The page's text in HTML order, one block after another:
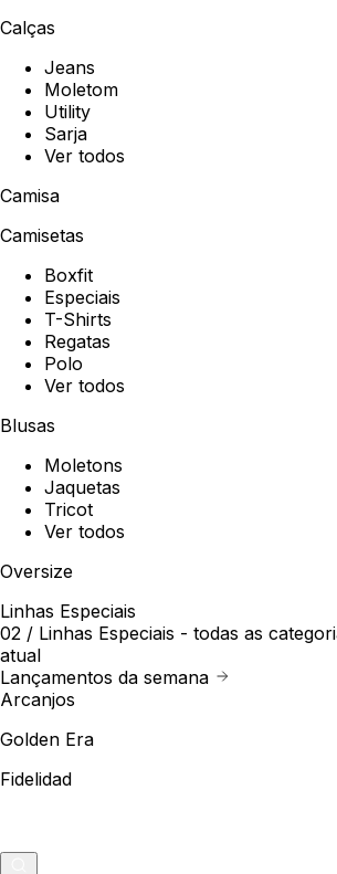
Calças
Jeans
Moletom
Utility
Sarja
Ver todos
Camisa
Camisetas
Boxfit
Especiais
T-Shirts
Regatas
Polo
Ver todos
Blusas
Moletons
Jaquetas
Tricot
Ver todos
Oversize
Linhas Especiais
02 / Linhas Especiais - todas as
atual
Lançamentos da semana
Arcanjos
Golden Era
Fidelidad